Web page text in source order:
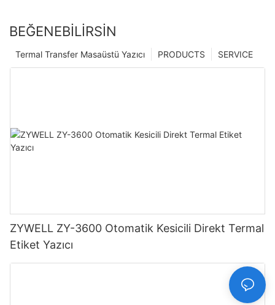
BEĞENEBILIRSIN
SERVICE
PRODUCTS
Termal Transfer Masaüstü Yazıcı
ZYWELL ZY-3600 Otomatik Kesicili Direkt Termal
Etiket Yazıcı